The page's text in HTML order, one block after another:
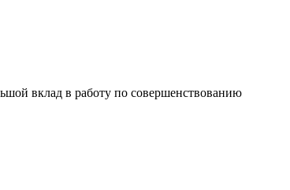
вклад в работу по совершенствованию